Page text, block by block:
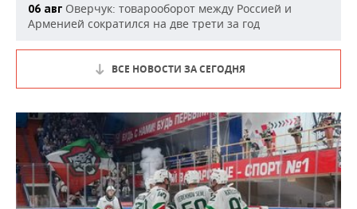
06 авг Оверчук: товарооборот между Россией и
Арменией сократился на две трети за год
ВСЕ НОВОСТИ ЗА СЕГОДНЯ